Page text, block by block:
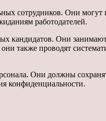
сотрудников. Они
работодателей.
кандидатов. Они
также проводят
Они должны
конфиденциальности.